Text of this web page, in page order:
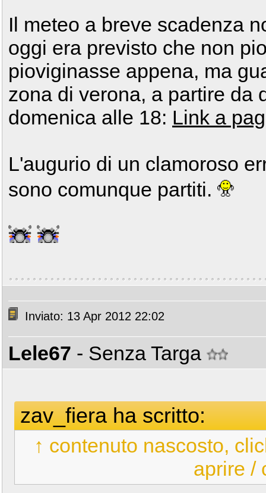
Il meteo a breve scadenza
oggi era previsto che non
pioviginasse appena, ma
zona di verona, a partire da
domenica alle 18: Link a
L'augurio di un clamoroso
sono comunque partiti.
Inviato: 13 Apr 2012 22:02
Lele67 - Senza Targa
zav_fiera ha scritto:
↑ contenuto nascosto,
aprire /